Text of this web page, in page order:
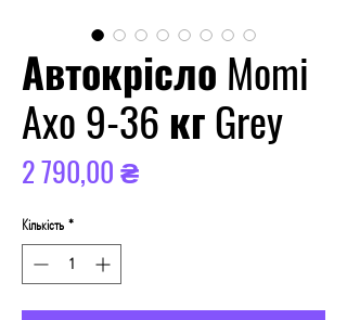
Автокрісло Momi
Axo 9-36 кг Grey
2 790,00 ₴Ціна
Кількість *